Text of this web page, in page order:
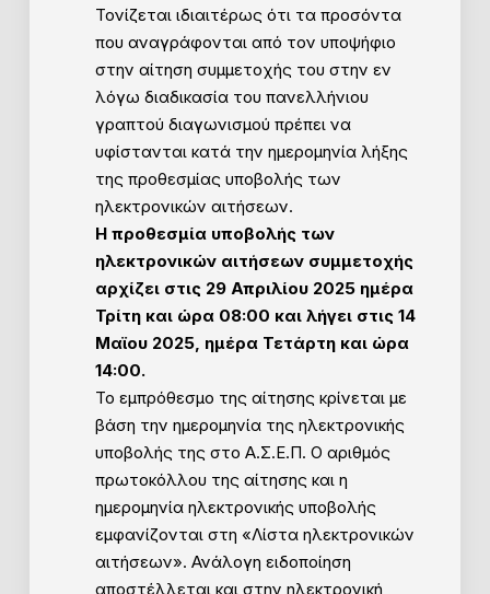
Τονίζεται ιδιαιτέρως ότι τα προσόντα
που αναγράφονται από τον υποψήφιο
στην αίτηση συμμετοχής του στην εν
λόγω διαδικασία του πανελλήνιου
γραπτού διαγωνισμού πρέπει να
υφίστανται κατά την ημερομηνία λήξης
της προθεσμίας υποβολής των
ηλεκτρονικών αιτήσεων.
Η προθεσμία υποβολής των
ηλεκτρονικών αιτήσεων συμμετοχής
αρχίζει στις 29 Απριλίου 2025 ημέρα
Τρίτη και ώρα 08:00 και λήγει στις 14
Μαϊου 2025, ημέρα Τετάρτη και ώρα
14:00.
Το εμπρόθεσμο της αίτησης κρίνεται με
βάση την ημερομηνία της ηλεκτρονικής
υποβολής της στο Α.Σ.Ε.Π. Ο αριθμός
πρωτοκόλλου της αίτησης και η
ημερομηνία ηλεκτρονικής υποβολής
εμφανίζονται στη «Λίστα ηλεκτρονικών
αιτήσεων». Ανάλογη ειδοποίηση
αποστέλλεται και στην ηλεκτρονική